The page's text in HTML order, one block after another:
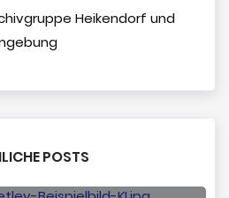
Heikendorf und
POSTS